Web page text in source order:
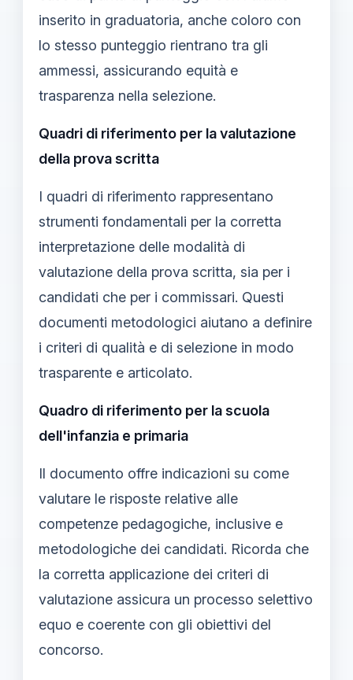
inserito in graduatoria, anche coloro con
lo stesso punteggio rientrano tra gli
ammessi, assicurando equità e
trasparenza nella selezione.
Quadri di riferimento per la valutazione
della prova scritta
I quadri di riferimento rappresentano
strumenti fondamentali per la corretta
interpretazione delle modalità di
valutazione della prova scritta, sia per i
candidati che per i commissari. Questi
documenti metodologici aiutano a definire
i criteri di qualità e di selezione in modo
trasparente e articolato.
Quadro di riferimento per la scuola
dell'infanzia e primaria
Il documento offre indicazioni su come
valutare le risposte relative alle
competenze pedagogiche, inclusive e
metodologiche dei candidati. Ricorda che
la corretta applicazione dei criteri di
valutazione assicura un processo selettivo
equo e coerente con gli obiettivi del
concorso.